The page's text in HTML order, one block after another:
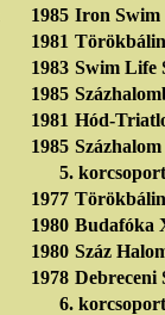
1985 Iron Swim
1981
1983 Swim Life
1985
1981 Hód-
1985
5.
1977
1980 Budafóka
1980 Száz
1978 Debreceni
6.